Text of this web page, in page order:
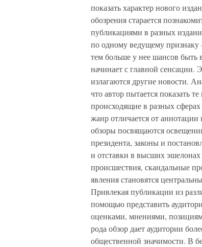
показать характер нового
обозрения старается
публикациями в разных
по одному ведущему
тем больше у нее шансов
начинает с главной сенсации.
излагаются другие новости.
что автор пытается показать
происходящие в разных
жанр отличается от
обзоры посвящаются
президента, законы и
и отставки в высших
происшествия, скандальные
явления становятся
Привлекая публикации из
помощью представить
оценками, мнениями,
рода обзор дает аудитории
общественной значимости. В